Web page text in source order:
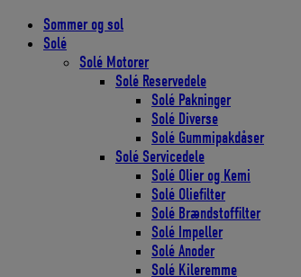
Sommer og sol
Solé
Solé Motorer
Solé Reservedele
Solé Pakninger
Solé Diverse
Solé Gummipakdåser
Solé Servicedele
Solé Olier og Kemi
Solé Oliefilter
Solé Brændstoffilter
Solé Impeller
Solé Anoder
Solé Kileremme